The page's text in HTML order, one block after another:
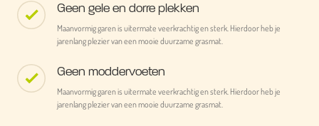
Geen gele en dorre plekken
Maanvormig garen is uitermate veerkrachtig en sterk. Hierdoor heb je
jarenlang plezier van een mooie duurzame grasmat.
Geen moddervoeten
Maanvormig garen is uitermate veerkrachtig en sterk. Hierdoor heb je
jarenlang plezier van een mooie duurzame grasmat.